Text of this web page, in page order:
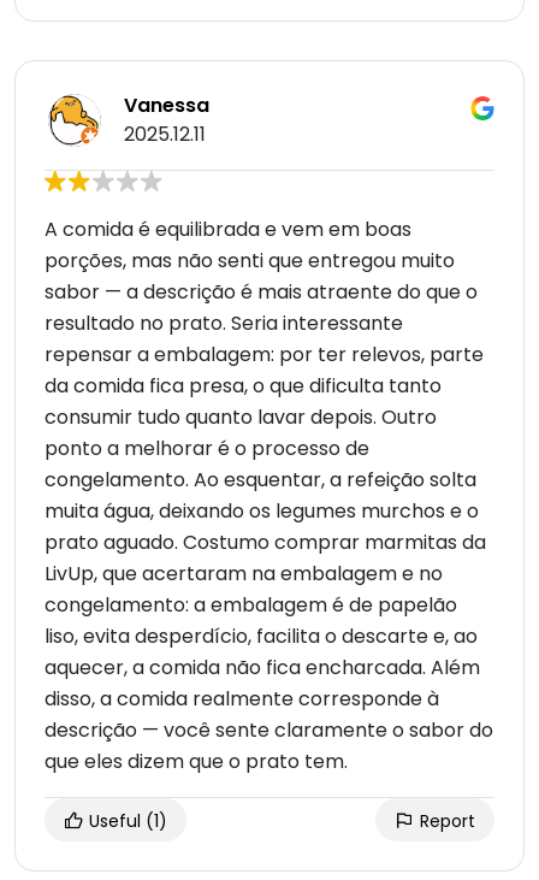
Vanessa
2025.12.11
A comida é equilibrada e vem em boas
porções, mas não senti que entregou muito
sabor — a descrição é mais atraente do que o
resultado no prato. Seria interessante
repensar a embalagem: por ter relevos, parte
da comida fica presa, o que dificulta tanto
consumir tudo quanto lavar depois. Outro
ponto a melhorar é o processo de
congelamento. Ao esquentar, a refeição solta
muita água, deixando os legumes murchos e o
prato aguado. Costumo comprar marmitas da
LivUp, que acertaram na embalagem e no
congelamento: a embalagem é de papelão
liso, evita desperdício, facilita o descarte e, ao
aquecer, a comida não fica encharcada. Além
disso, a comida realmente corresponde à
descrição — você sente claramente o sabor do
que eles dizem que o prato tem.
Useful (1) Report